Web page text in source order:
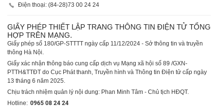
Điện thoại: (84-28)73 00 24 24
GIẤY PHÉP THIẾT LẬP TRANG THÔNG TIN ĐIỆN TỬ TỔNG
HỢP TRÊN MẠNG.
Giấy phép số 180/GP-STTTT ngày cấp 11/12/2024 - Sở thông tin và truyền
thông Hà Nội.
Giấy xác nhận thông báo cung cấp dịch vụ Mạng xã hội số 89 /GXN-
PTTH&TTĐT do Cục Phát thanh, Truyền hình và Thông tin Điện tử cấp ngày
13 tháng 6 năm 2025.
Chịu trách nhiệm quản lý nội dung: Phan Minh Tâm - Chủ tịch HĐQT.
Hotline: 0965 08 24 24